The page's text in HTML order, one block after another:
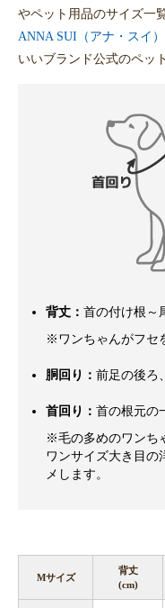
やペット用品のサイズ一
ANNA SUI（アナ・スイ）
いいブランド公式のペッ
背丈： 首の付け根～
※ワンちゃんがフセ
胴回り： 前足の後ろ
首回り： 首の根元の
※毛の多めのワンち
ワンサイズ大き目の
メします。
Mサイズ
背丈
(cm)